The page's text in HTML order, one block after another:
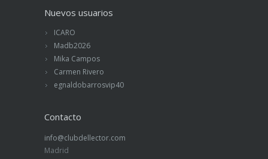
Nuevos usuarios
ICARO
Madb2026
Mika Campos
Carmen Rivero
egnaldobarrosvip40
Contacto
info@clubdellector.com
Madrid